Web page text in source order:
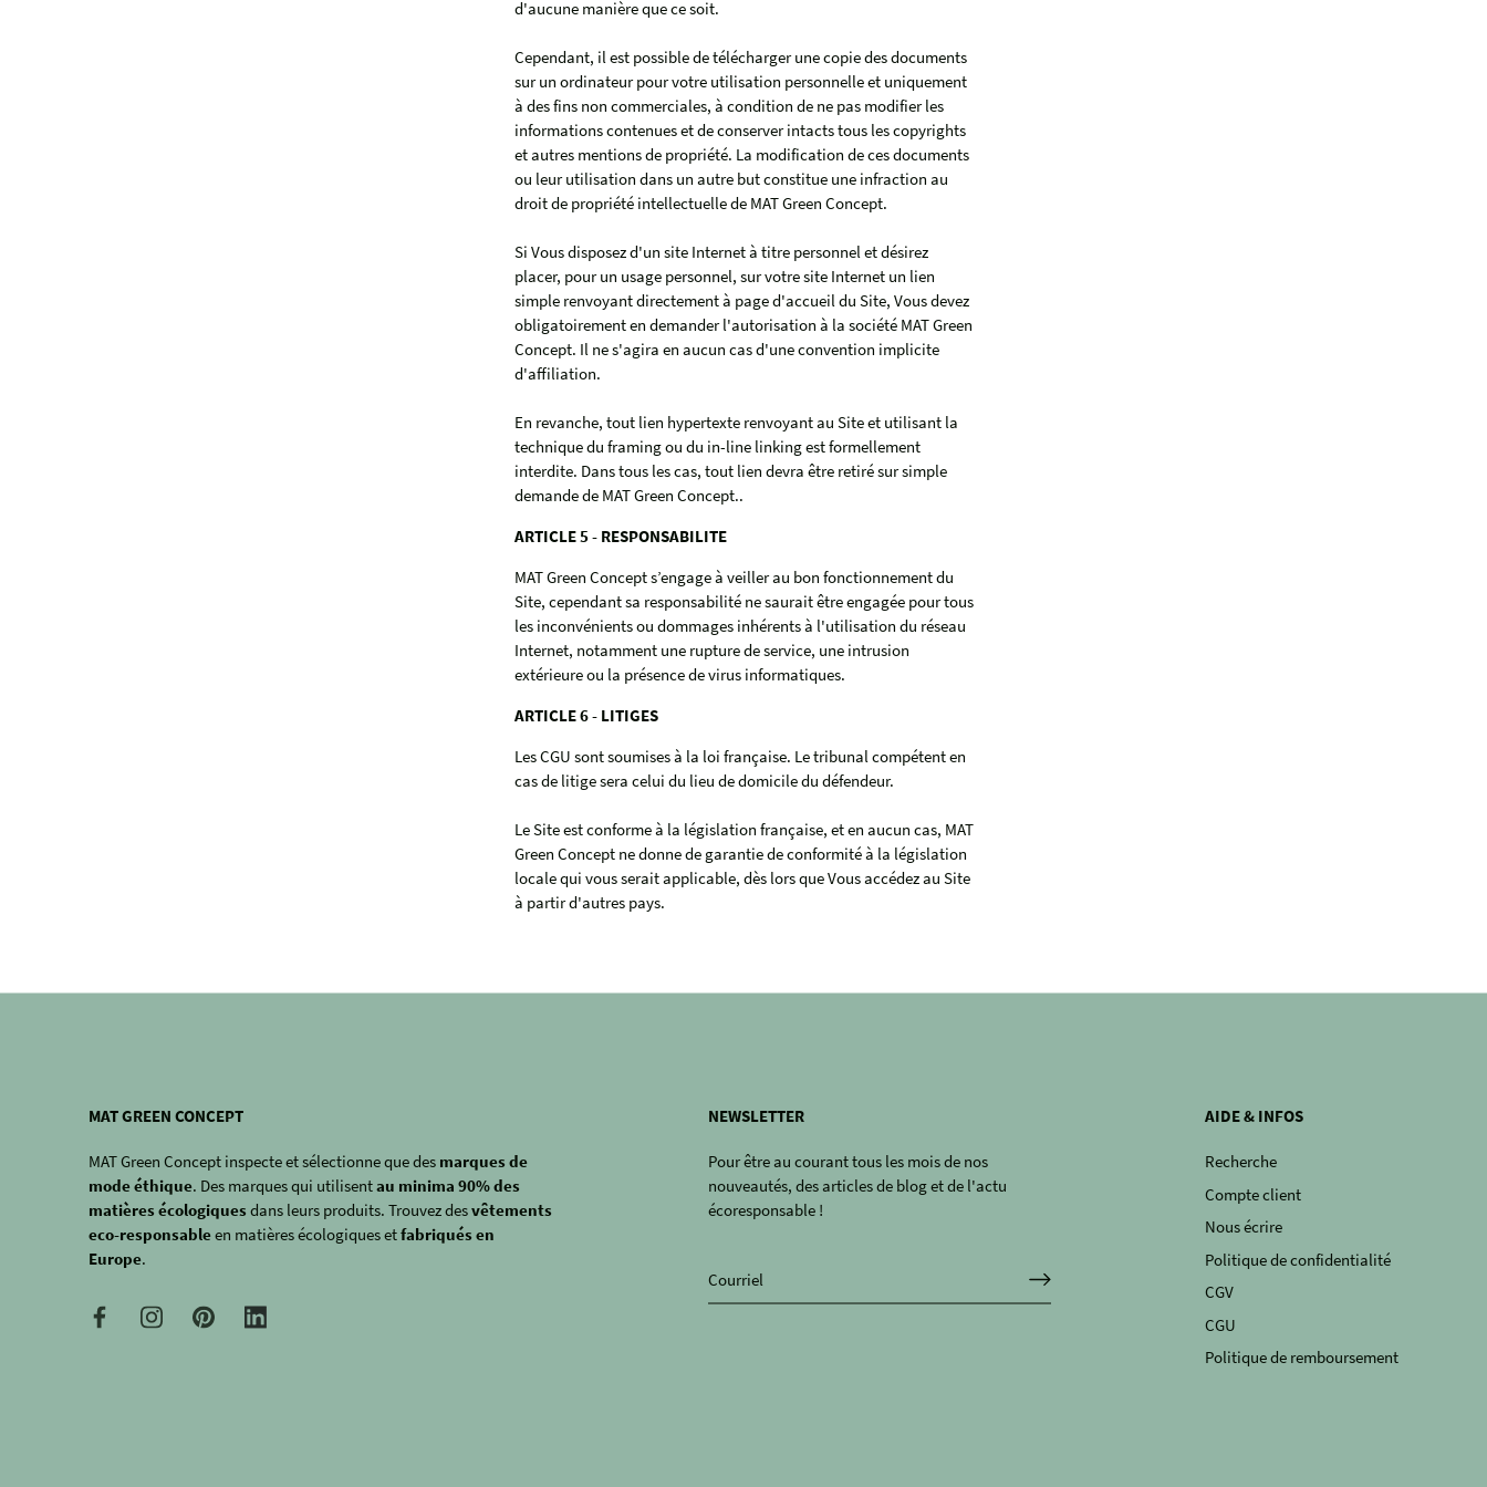
d'aucune manière que ce soit.
Cependant, il est possible de télécharger une copie des documents
sur un ordinateur pour votre utilisation personnelle et uniquement
à des fins non commerciales, à condition de ne pas modifier les
informations contenues et de conserver intacts tous les copyrights
et autres mentions de propriété. La modification de ces documents
ou leur utilisation dans un autre but constitue une infraction au
droit de propriété intellectuelle de MAT Green Concept.
Si Vous disposez d'un site Internet à titre personnel et désirez
placer, pour un usage personnel, sur votre site Internet un lien
simple renvoyant directement à page d'accueil du Site, Vous devez
obligatoirement en demander l'autorisation à la société MAT Green
Concept. Il ne s'agira en aucun cas d'une convention implicite
d'affiliation.
En revanche, tout lien hypertexte renvoyant au Site et utilisant la
technique du framing ou du in-line linking est formellement
interdite. Dans tous les cas, tout lien devra être retiré sur simple
demande de MAT Green Concept..
ARTICLE 5 - RESPONSABILITE
MAT Green Concept s’engage à veiller au bon fonctionnement du
Site, cependant sa responsabilité ne saurait être engagée pour tous
les inconvénients ou dommages inhérents à l'utilisation du réseau
Internet, notamment une rupture de service, une intrusion
extérieure ou la présence de virus informatiques.
ARTICLE 6 - LITIGES
Les CGU sont soumises à la loi française. Le tribunal compétent en
cas de litige sera celui du lieu de domicile du défendeur.
Le Site est conforme à la législation française, et en aucun cas, MAT
Green Concept ne donne de garantie de conformité à la législation
locale qui vous serait applicable, dès lors que Vous accédez au Site
à partir d'autres pays.
MAT GREEN CONCEPT
MAT Green Concept inspecte et sélectionne que des marques de
mode éthique. Des marques qui utilisentau minima 90% des
matières écologiques dans leurs produits. Trouvez desvêtements
eco-responsableen matières écologiques etfabriqués en
Europe.
NEWSLETTER
Pour être au courant tous les mois de nos
nouveautés, des articles de blog et de l'actu
écoresponsable !
AIDE & INFOS
Recherche
Compte client
Nous écrire
Politique de confidentialité
CGV
CGU
Politique de remboursement